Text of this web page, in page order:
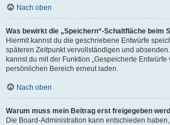
Nach oben
Was bewirkt die „Speichern“-Schaltfläche beim
Hiermit kannst du die geschriebene Entwürfe
späteren Zeitpunkt vervollständigen und
kannst du mit der Funktion „Gespeicherte
persönlichen Bereich erneut laden.
Nach oben
Warum muss mein Beitrag erst freigegeben
Die Board-Administration kann entschieden